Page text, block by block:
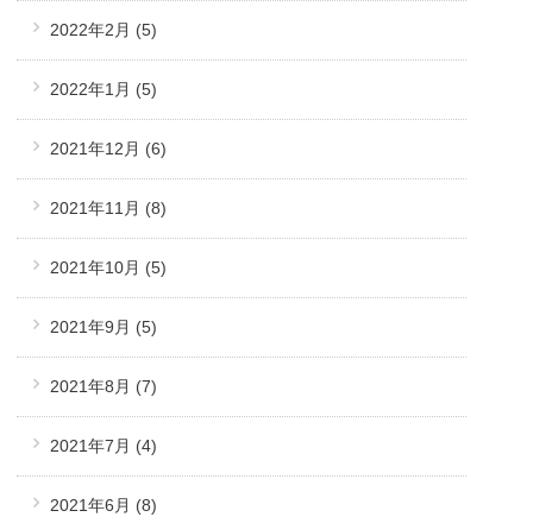
2022年2月 (5)
2022年1月 (5)
2021年12月 (6)
2021年11月 (8)
2021年10月 (5)
2021年9月 (5)
2021年8月 (7)
2021年7月 (4)
2021年6月 (8)